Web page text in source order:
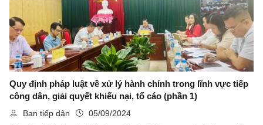
Quy định pháp luật về xử lý hành chính trong lĩnh vực tiếp
công dân, giải quyết khiếu nại, tố cáo (phần 1)
Ban tiếp dân
05/09/2024